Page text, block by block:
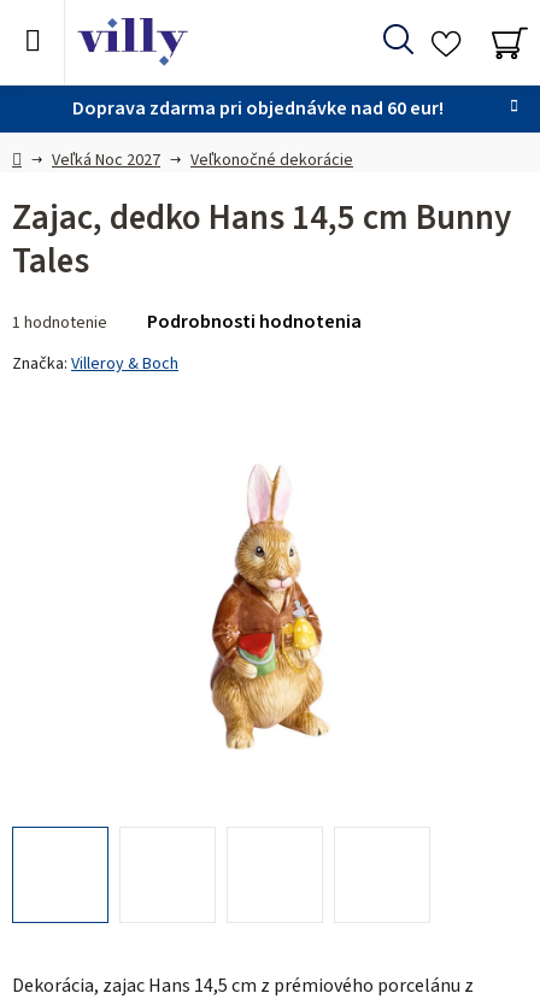
Doprava zdarma pri objednávke nad 60 eur!
Hľadať
DomovVeľká Noc 2027 Veľkonočné dekorácie
Dekorácia, zajac Hans 14,5 cm z prémiového porcelánu z
Zajac, dedko Hans 14,5 cm Bunny
Tales
hodnotenie
produktu
1 hodnotenie Podrobnosti hodnotenia
Značka: Villeroy & Boch